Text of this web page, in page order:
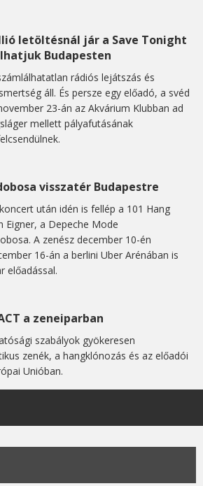
letöltésnál jár a Save Tonight
Budapesten
rádiós lejátszás és
áll. És persze egy előadó, a svéd
23-án az Akvárium Klubban ad
mellett pályafutásának
visszatér Budapestre
után idén is fellép a 101 Hang
Eigner, a Depeche Mode
A zenész december 10-én
16-án a berlini Uber Arénában is
előadással.
a zeneiparban
szabályok gyökeresen
zenék, a hangklónozás és az előadói
Unióban.